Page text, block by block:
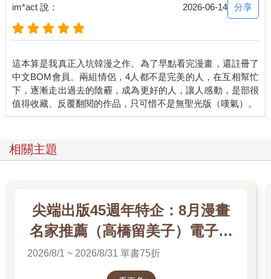
im*act 說： 2026-06-14 分享
這本算是我真正入坑韓漫之作。為了早點看完漫畫，還註冊了
中文BOM會員。兩組情侶，4人都不是完美的人，在互相幫忙
下，逐漸走出過去的陰霾，成為更好的人，讓人感動，是部很
相關主題
尖端出版45週年特企：8月漫畫
名家推薦（高橋留美子）電子書
展
2026/8/1 ~ 2026/8/31 單書75折